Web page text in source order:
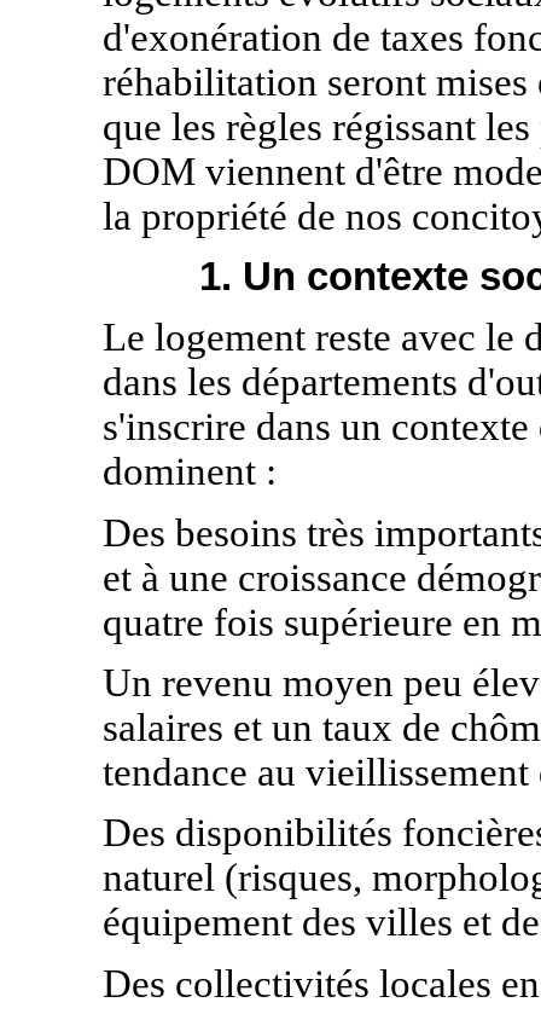
d'exonération de taxes
réhabilitation seront
que les règles régissant
DOM viennent d'être
la propriété de nos
1. Un contexte
Le logement reste avec le
dans les départements
s'inscrire dans un
dominent :
Des besoins très
et à une croissance
quatre fois supérieure en
Un revenu moyen peu
salaires et un taux de
tendance au
Des disponibilités
naturel (risques,
équipement des villes et
Des collectivités locales